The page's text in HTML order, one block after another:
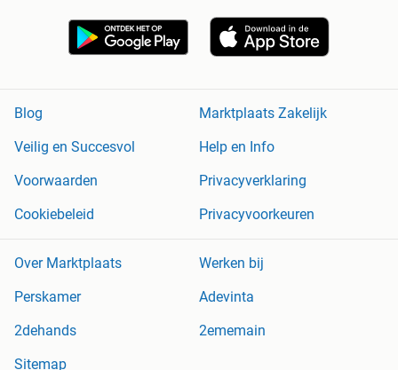
Blog
Marktplaats Zakelijk
Veilig en Succesvol
Help en Info
Voorwaarden
Privacyverklaring
Cookiebeleid
Privacyvoorkeuren
Over Marktplaats
Werken bij
Perskamer
Adevinta
2dehands
2ememain
Sitemap